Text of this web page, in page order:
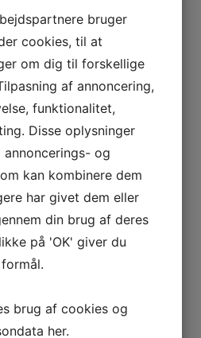
Kategori: Julepynt
bruger
cookies, til at
om dig til forskellige
af annoncering,
funktionalitet,
Disse oplysninger
og
kan kombinere dem
har givet dem eller
din brug af deres
på 'OK' giver du
brug af cookies og
her.